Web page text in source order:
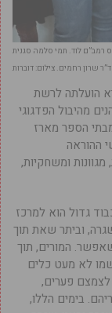
רמב”ם לוד. תמי סלמה סגנית
שרון רחמים. צילום: דוברות
הועלתה לרשת
מהיבול הפדגוגי
הספר מארז
ההוראה
ומשחקיות,
גדול הוא למרכז
וביתר שאת תוך
המורים, תוך
לא מעט כלים
לצמצם פערים,
בימים הללו,